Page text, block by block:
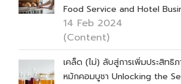
Food Service and Hotel
14 Feb 2024
(Content)
เคล็ด (ไม่) ลับสู่การเพิ่มประสิทธิ
หมักคอมบูชา Unlocking the